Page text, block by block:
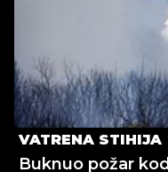
VATRENA STIHIJA
Buknuo požar